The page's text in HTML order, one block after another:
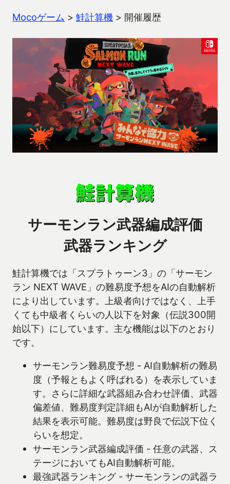
Mocoゲーム > 鮭計算機 > 開催履歴
サーモンラン武器編成評価
武器ランキング
鮭計算機では「スプラトゥーン3」の「サーモン
ラン NEXT WAVE」の難易度予想をAIの自動解析
により出しています。上級者向けではなく、上手
くても中級者くらいの人以下を対象（伝説300開
始以下）にしています。主な機能は以下のとおり
です。
サーモンラン難易度予想 - AI自動解析の難易
度（予報ともよく呼ばれる）を表示していま
す。さらに詳細な武器組み合わせ評価、武器
偏差値、難易度判定詳細もAIが自動解析した
結果を表示可能。難易度は野良で伝説下位く
らいを想定。
サーモンラン武器編成評価 - 任意の武器、ス
テージにおいてもAI自動解析可能。
最強武器ランキング - サーモンランの武器ラ